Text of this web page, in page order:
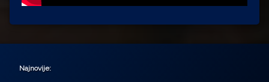
Najnovije: